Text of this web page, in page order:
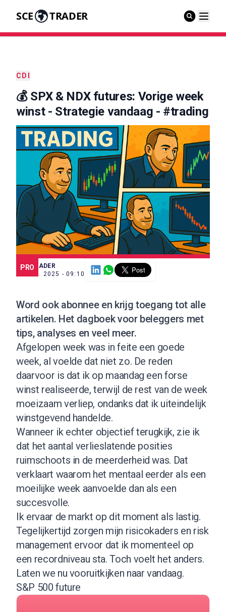
SCE TRADER
CDI
💰 SPX & NDX futures: Vorige week
winst - Strategie vandaag - #trading
PRO
SCE TRADER
28 JUL. 2025 - 09:10
Word ook abonneeen krijg toegang tot alle
artikelen. Het dagboek voor beleggers met
tips, analyses en veel meer.
Afgelopen week was in feite een goede
week, al voelde dat niet zo. De reden
daarvoor is dat ik op maandag een forse
winst realiseerde, terwijl de rest van de week
moeizaam verliep, ondanks dat ik uiteindelijk
winstgevend handelde.
Wanneer ik echter objectief terugkijk, zie ik
dat het aantal verlieslatende posities
ruimschoots in de meerderheid was. Dat
verklaart waarom het mentaal eerder als een
moeilijke week aanvoelde dan als een
succesvolle.
Ik ervaar de markt op dit moment als lastig.
Tegelijkertijd zorgen mijn risicokaders en risk
management ervoor dat ik momenteel op
een recordniveau sta. Toch voelt het anders.
Laten we nu vooruitkijken naar vandaag.
S&P 500 future